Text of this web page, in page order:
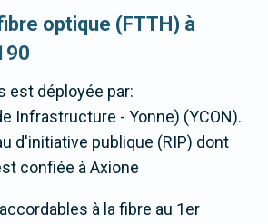
optique (FTTH) à
est déployée par:
Infrastructure - Yonne) (YCON).
d'initiative publique (RIP) dont
confiée à Axione
à la fibre au 1er